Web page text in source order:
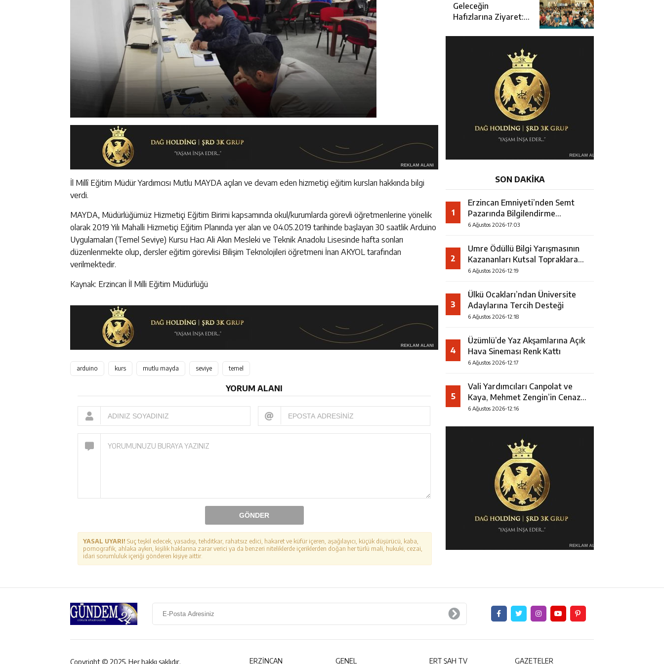
İl Millî Eğitim Müdür Yardımcısı Mutlu MAYDA açılan ve devam eden hizmetiçi eğitim kursları hakkında bilgi
verdi.
MAYDA, Müdürlüğümüz Hizmetiçi Eğitim Birimi kapsamında okul/kurumlarda görevli öğretmenlerine yönelik
olarak 2019 Yılı Mahalli Hizmetiçi Eğitim Planında yer alan ve 04.05.2019 tarihinde başlayan 30 saatlik Arduino
Uygulamaları (Temel Seviye) Kursu Hacı Ali Akın Mesleki ve Teknik Anadolu Lisesinde hafta sonları
düzenlenmekte olup, dersler eğitim görevlisi Bilişim Teknolojileri öğretmeni İnan AKYOL tarafından
verilmektedir.
Kaynak: Erzincan İl Milli Eğitim Müdürlüğü
arduino kurs mutlu mayda seviye temel
YORUM ALANI
GÖNDER
YASAL UYARI! Suç teşkil edecek, yasadışı, tehditkar, rahatsız edici, hakaret ve küfür içeren, aşağılayıcı, küçük düşürücü, kaba,
pornografik, ahlaka aykırı, kişilik haklarına zarar verici ya da benzeri niteliklerde içeriklerden doğan her türlü mali, hukuki, cezai,
idari sorumluluk içeriği gönderen kişiye aittir.
Geleceğin
Hafızlarına Ziyaret:
Erzincan’da Kur’an
Kursu Öğrencileriyle
SON DAKİKA
1
Erzincan Emniyeti’nden Semt
Pazarında Bilgilendirme
Faaliyeti
6 Ağustos 2026-17:03
2
Umre Ödüllü Bilgi Yarışmasının
Kazananları Kutsal Topraklara
Uğurlandı
6 Ağustos 2026-12:19
3
Ülkü Ocakları’ndan Üniversite
Adaylarına Tercih Desteği
6 Ağustos 2026-12:18
4
Üzümlü’de Yaz Akşamlarına Açık
Hava Sineması Renk Kattı
6 Ağustos 2026-12:17
5
Vali Yardımcıları Canpolat ve
Kaya, Mehmet Zengin’in Cenaze
Törenine Katıldı
6 Ağustos 2026-12:16
Copyright © 2025. Her hakkı saklıdır. ERZİNCAN GENEL ERT ŞAH TV GAZETELER